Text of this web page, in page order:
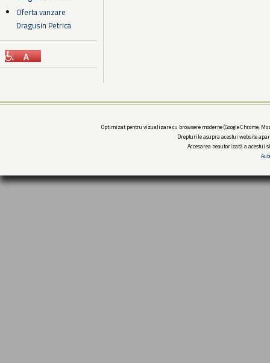
Oferta vanzare
Dragusin Petrica
Optimizat pentru vizualizare cu browsere moderne (Google Chrome,
Drepturile asupra acestui website
Accesarea neautorizată a acestui